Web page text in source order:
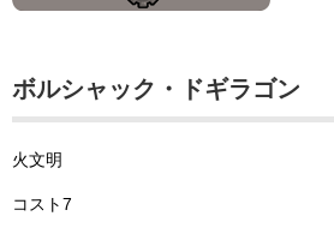
ボルシャック・ドギラゴン
火文明
コスト7